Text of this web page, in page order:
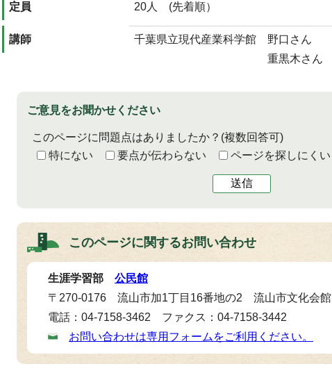
定員 20人 (先着順）
講師
千葉県立現代産業科学館 野口さん
重黒木さん
ご意見をお聞かせください
このページに問題点はありましたか？ (複数回答可)
特にない
要点が伝わらない ページを探しにくい
送信
このページに関するお問い合わせ
生涯学習部 公民館
〒270-0176 流山市加1丁目16番地の2 流山市文化会館
電話：04-7158-3462 ファクス：04-7158-3442
お問い合わせは専用フォームをご利用ください。